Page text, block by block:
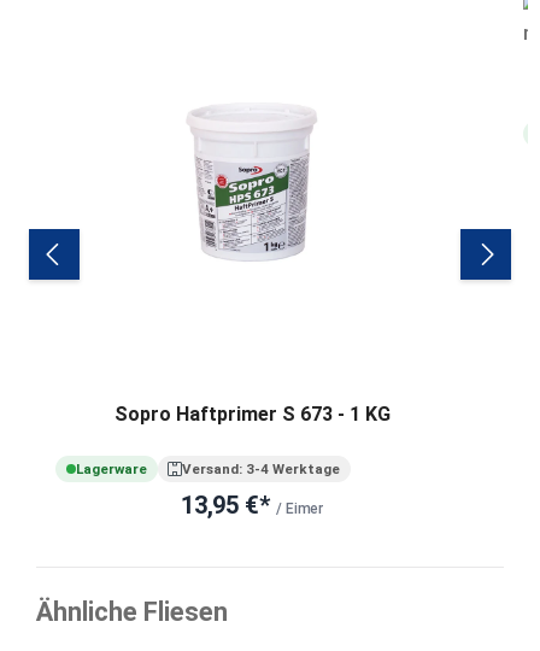
Sopro Haftprimer S 673 - 1 KG
Lagerware Versand: 3-4 Werktage
13,95 €* / Eimer
Ähnliche Fliesen